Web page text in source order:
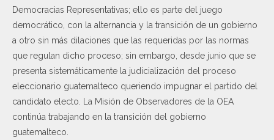
Democracias Representativas; ello es parte del juego
democrático, con la alternancia y la transición de un gobierno
a otro sin más dilaciones que las requeridas por las normas
que regulan dicho proceso; sin embargo, desde junio que se
presenta sistemáticamente la judicialización del proceso
eleccionario guatemalteco queriendo impugnar el partido del
candidato electo. La Misión de Observadores de la OEA
continúa trabajando en la transición del gobierno
guatemalteco.